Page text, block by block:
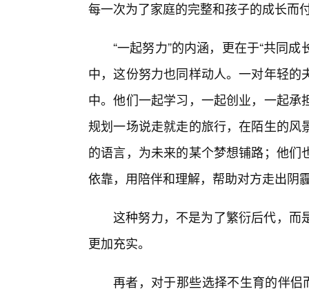
每一次为了家庭的完整和孩子的成长而
“一起努力”的内涵，更在于“共同
中，这份努力也同样动人。一对年轻
中。他们一起学习，一起创业，一起
规划一场说走就走的旅行，在陌生的
的语言，为未来的某个梦想铺路；他
依靠，用陪伴和理解，帮助对方走出阴
这种努力，不是为了繁衍后代，而
更加充实。
再者，对于那些选择不生育的伴侣